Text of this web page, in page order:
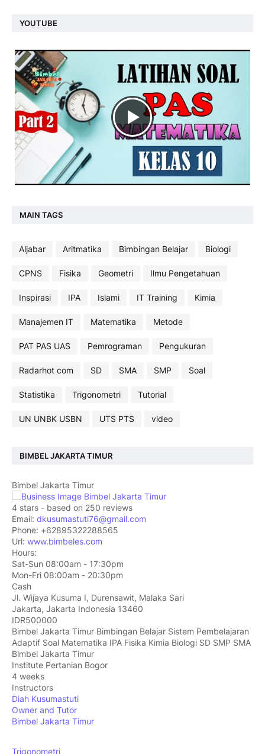
YOUTUBE
MAIN TAGS
Aljabar Aritmatika Bimbingan Belajar Biologi
CPNS Fisika Geometri Ilmu Pengetahuan
Inspirasi IPA Islami IT Training Kimia
Manajemen IT Matematika Metode
PAT PAS UAS Pemrograman Pengukuran
Radarhot com SD SMA SMP Soal
Statistika Trigonometri Tutorial
UN UNBK USBN UTS PTS video
BIMBEL JAKARTA TIMUR
Bimbel Jakarta Timur
4 stars - based on 250 reviews
Email: dkusumastuti76@gmail.com
Phone: +62895322288565
Url: www.bimbeles.com
Hours:
Sat-Sun 08:00am - 17:30pm
Mon-Fri 08:00am - 20:30pm
Cash
Jl. Wijaya Kusuma I, Durensawit, Malaka Sari
Jakarta, Jakarta Indonesia 13460
IDR500000
Bimbel Jakarta Timur Bimbingan Belajar Sistem Pembelajaran
Adaptif Soal Matematika IPA Fisika Kimia Biologi SD SMP SMA
Bimbel Jakarta Timur
Institute Pertanian Bogor
4 weeks
Instructors
Diah Kusumastuti
Owner and Tutor
Bimbel Jakarta Timur
Trigonometri